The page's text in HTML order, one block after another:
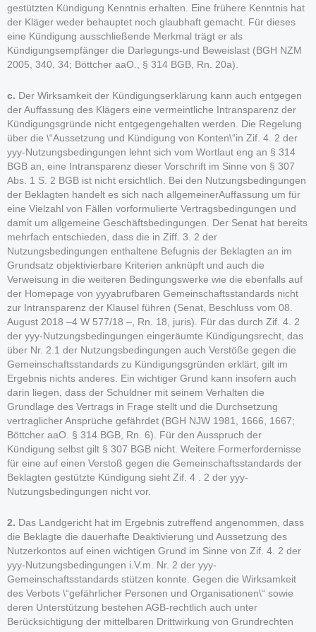
gestützten Kündigung Kenntnis erhalten. Eine frühere Kenntnis hat
der Kläger weder behauptet noch glaubhaft gemacht. Für dieses
eine Kündigung ausschließende Merkmal trägt er als
Kündigungsempfänger die Darlegungs-und Beweislast (BGH NZM
2005, 340, 34; Böttcher aaO., § 314 BGB, Rn. 20a).
c. Der Wirksamkeit der Kündigungserklärung kann auch entgegen
der Auffassung des Klägers eine vermeintliche Intransparenz der
Kündigungsgründe nicht entgegengehalten werden. Die Regelung
über die \“Aussetzung und Kündigung von Konten\“in Zif. 4. 2 der
yyy-Nutzungsbedingungen lehnt sich vom Wortlaut eng an § 314
BGB an, eine Intransparenz dieser Vorschrift im Sinne von § 307
Abs. 1 S. 2 BGB ist nicht ersichtlich. Bei den Nutzungsbedingungen
der Beklagten handelt es sich nach allgemeinerAuffassung um für
eine Vielzahl von Fällen vorformulierte Vertragsbedingungen und
damit um allgemeine Geschäftsbedingungen. Der Senat hat bereits
mehrfach entschieden, dass die in Ziff. 3. 2 der
Nutzungsbedingungen enthaltene Befugnis der Beklagten an im
Grundsatz objektivierbare Kriterien anknüpft und auch die
Verweisung in die weiteren Bedingungswerke wie die ebenfalls auf
der Homepage von yyyabrufbaren Gemeinschaftsstandards nicht
zur Intransparenz der Klausel führen (Senat, Beschluss vom 08.
August 2018 –4 W 577/18 –, Rn. 18, juris). Für das durch Zif. 4. 2
der yyy-Nutzungsbedingungen eingeräumte Kündigungsrecht, das
über Nr. 2.1 der Nutzungsbedingungen auch Verstöße gegen die
Gemeinschaftsstandards zu Kündigungsgründen erklärt, gilt im
Ergebnis nichts anderes. Ein wichtiger Grund kann insofern auch
darin liegen, dass der Schuldner mit seinem Verhalten die
Grundlage des Vertrags in Frage stellt und die Durchsetzung
vertraglicher Ansprüche gefährdet (BGH NJW 1981, 1666, 1667;
Böttcher aaO. § 314 BGB, Rn. 6). Für den Ausspruch der
Kündigung selbst gilt § 307 BGB nicht. Weitere Formerfordernisse
für eine auf einen Verstoß gegen die Gemeinschaftsstandards der
Beklagten gestützte Kündigung sieht Zif. 4 . 2 der yyy-
Nutzungsbedingungen nicht vor.
2. Das Landgericht hat im Ergebnis zutreffend angenommen, dass
die Beklagte die dauerhafte Deaktivierung und Aussetzung des
Nutzerkontos auf einen wichtigen Grund im Sinne von Zif. 4. 2 der
yyy-Nutzungsbedingungen i.V.m. Nr. 2 der yyy-
Gemeinschaftsstandards stützen konnte. Gegen die Wirksamkeit
des Verbots \“gefährlicher Personen und Organisationen\“ sowie
deren Unterstützung bestehen AGB-rechtlich auch unter
Berücksichtigung der mittelbaren Drittwirkung von Grundrechten